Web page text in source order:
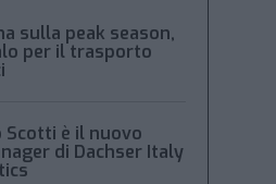
sulla peak season,
per il trasporto
Scotti è il nuovo
di Dachser Italy